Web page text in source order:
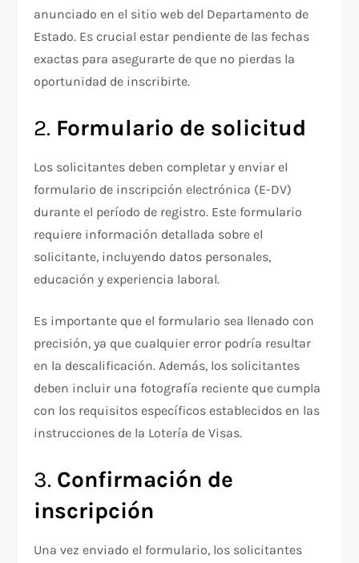
anunciado en el sitio web del Departamento de
Estado. Es crucial estar pendiente de las fechas
exactas para asegurarte de que no pierdas la
oportunidad de inscribirte.
2. Formulario de solicitud
Los solicitantes deben completar y enviar el
formulario de inscripción electrónica (E-DV)
durante el período de registro. Este formulario
requiere información detallada sobre el
solicitante, incluyendo datos personales,
educación y experiencia laboral.
Es importante que el formulario sea llenado con
precisión, ya que cualquier error podría resultar
en la descalificación. Además, los solicitantes
deben incluir una fotografía reciente que cumpla
con los requisitos específicos establecidos en las
instrucciones de la Lotería de Visas.
3. Confirmación de
inscripción
Una vez enviado el formulario, los solicitantes